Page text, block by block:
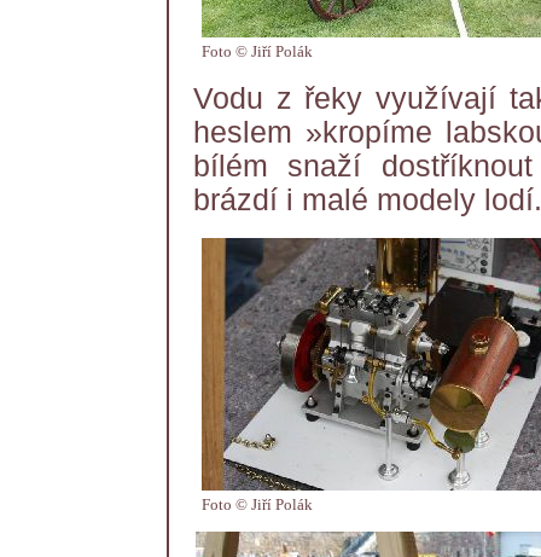
Foto © Jiří Polák
Vodu z řeky využívají
heslem »kropíme
bílém snaží
brázdí i malé modely lodí.
Foto © Jiří Polák